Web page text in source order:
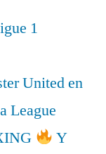
1
United en
League
Y